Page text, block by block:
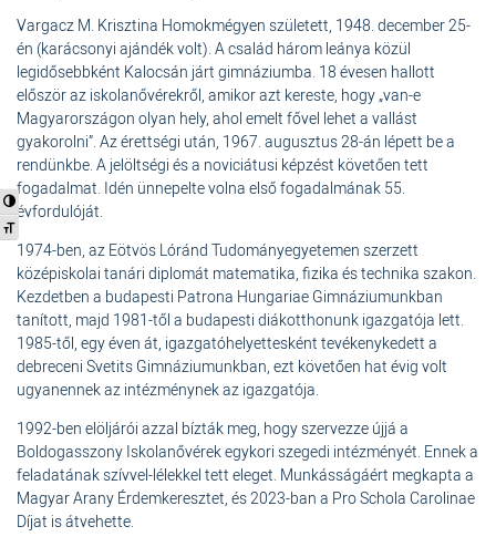
Nagy kontraszt váltása
Betűméret váltása
Vargacz M. Krisztina Homokmégyen született, 1948. december 25-
én (karácsonyi ajándék volt). A család három leánya közül
legidősebbként Kalocsán járt gimnáziumba. 18 évesen hallott
először az iskolanővérekről, amikor azt kereste, hogy „van-e
Magyarországon olyan hely, ahol emelt fővel lehet a vallást
gyakorolni”. Az érettségi után, 1967. augusztus 28-án lépett be a
rendünkbe. A jelöltségi és a noviciátusi képzést követően tett
fogadalmat. Idén ünnepelte volna első fogadalmának 55.
évfordulóját.
1974-ben, az Eötvös Lóránd Tudományegyetemen szerzett
középiskolai tanári diplomát matematika, fizika és technika szakon.
Kezdetben a budapesti Patrona Hungariae Gimnáziumunkban
tanított, majd 1981-től a budapesti diákotthonunk igazgatója lett.
1985-től, egy éven át, igazgatóhelyettesként tevékenykedett a
debreceni Svetits Gimnáziumunkban, ezt követően hat évig volt
ugyanennek az intézménynek az igazgatója.
1992-ben elöljárói azzal bízták meg, hogy szervezze újjá a
Boldogasszony Iskolanővérek egykori szegedi intézményét. Ennek a
feladatának szívvel-lélekkel tett eleget. Munkásságáért megkapta a
Magyar Arany Érdemkeresztet, és 2023-ban a Pro Schola Carolinae
Díjat is átvehette.